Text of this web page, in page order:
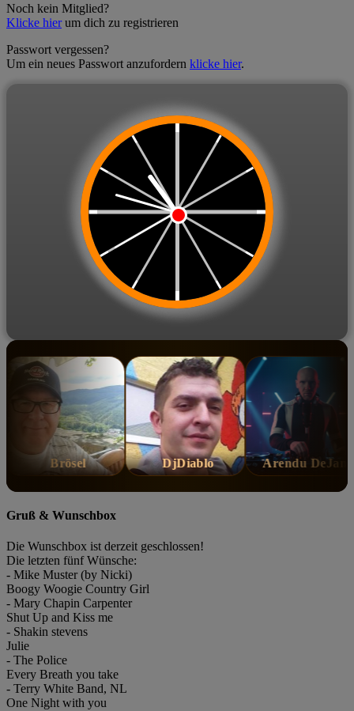
Noch kein Mitglied?
Klicke hierum dich zu registrieren
Passwort vergessen?
Um ein neues Passwort anzufordern klicke hier.
Brösel DjDiablo Arendu DeJano
Gruß & Wunschbox
Die Wunschbox ist derzeit geschlossen!
Die letzten fünf Wünsche:
- Mike Muster (by Nicki)
Boogy Woogie Country Girl
- Mary Chapin Carpenter
Shut Up and Kiss me
- Shakin stevens
Julie
- The Police
Every Breath you take
- Terry White Band, NL
One Night with you